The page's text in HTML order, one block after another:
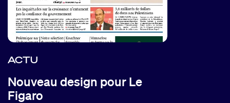
ACTU
Nouveau design pour Le
Figaro